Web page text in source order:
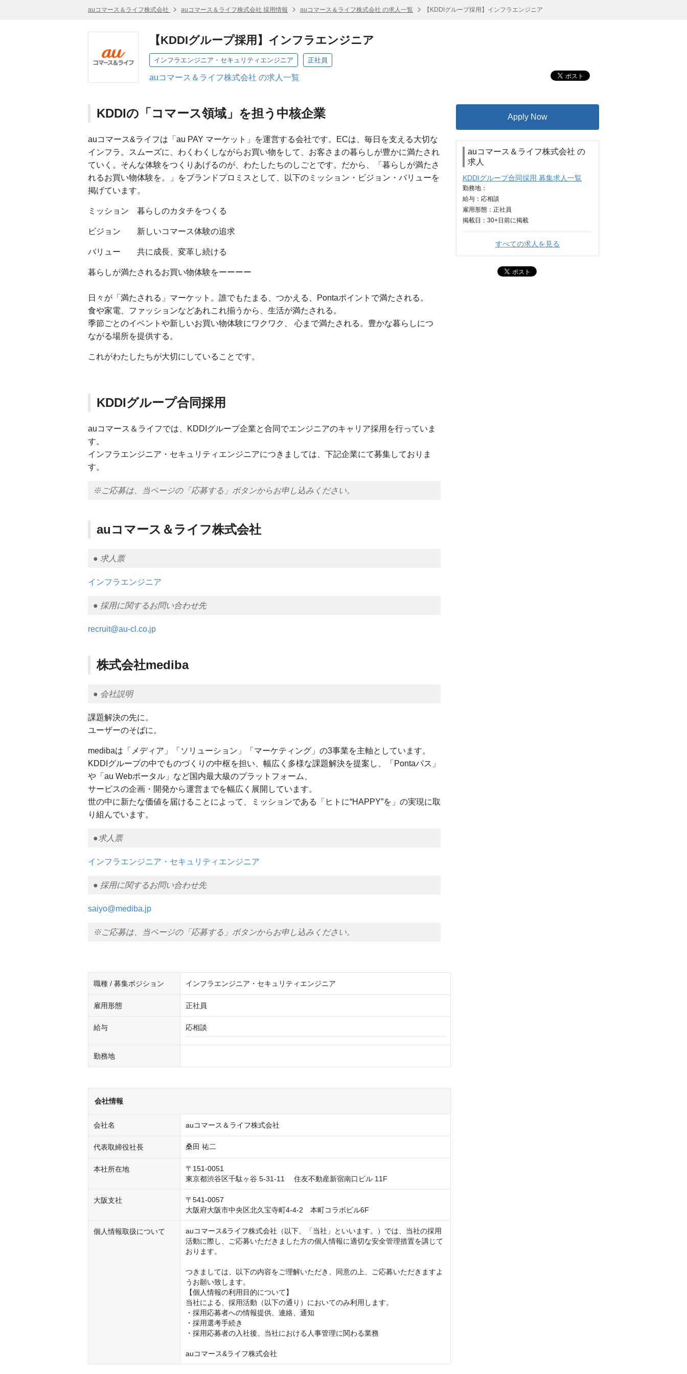
auコマース＆ライフ株式会社 auコマース＆ライフ株式会社 採用情報 auコマース＆ライフ株式会社 の求人一覧 【KDDIグループ採用】インフラエンジニア
【KDDIグループ採用】インフラエンジニア
インフラエンジニア・セキュリティエンジニア 正社員
auコマース＆ライフ株式会社 の求人一覧
KDDIの「コマース領域」を担う中核企業
auコマース&ライフは「au PAY マーケット」を運営する会社です。ECは、毎日を支える大切な
インフラ。スムーズに、わくわくしながらお買い物をして、お客さまの暮らしが豊かに満たされ
ていく。そんな体験をつくりあげるのが、わたしたちのしごとです。だから、「暮らしが満たさ
れるお買い物体験を。」をブランドプロミスとして、以下のミッション・ビジョン・バリューを
掲げています。
ミッション 暮らしのカタチをつくる
ビジョン 新しいコマース体験の追求
バリュー 共に成長、変革し続ける
暮らしが満たされるお買い物体験をーーーー
日々が「満たされる」マーケット。誰でもたまる、つかえる、Pontaポイントで満たされる。
食や家電、ファッションなどあれこれ揃うから、生活が満たされる。
季節ごとのイベントや新しいお買い物体験にワクワク、 心まで満たされる。豊かな暮らしにつ
ながる場所を提供する。
これがわたしたちが大切にしていることです。
KDDIグループ合同採用
auコマース＆ライフでは、KDDIグループ企業と合同でエンジニアのキャリア採用を行っていま
す。
インフラエンジニア・セキュリティエンジニアにつきましては、下記企業にて募集しておりま
す。
※ご応募は、当ページの「応募する」ボタンからお申し込みください。
auコマース＆ライフ株式会社
● 求人票
インフラエンジニア
● 採用に関するお問い合わせ先
recruit@au-cl.co.jp
株式会社mediba
● 会社説明
課題解決の先に。
ユーザーのそばに。
medibaは「メディア」「ソリューション」「マーケティング」の3事業を主軸としています。
KDDIグループの中でものづくりの中枢を担い、幅広く多様な課題解決を提案し、「Pontaパス」
や「au Webポータル」など国内最大級のプラットフォーム、
サービスの企画・開発から運営までを幅広く展開しています。
世の中に新たな価値を届けることによって、ミッションである「ヒトに“HAPPY”を」の実現に取
り組んでいます。
●求人票
インフラエンジニア・セキュリティエンジニア
● 採用に関するお問い合わせ先
saiyo@mediba.jp
※ご応募は、当ページの「応募する」ボタンからお申し込みください。
職種 / 募集ポジション インフラエンジニア・セキュリティエンジニア
雇用形態 正社員
給与 応相談
勤務地
会社情報
会社名 auコマース＆ライフ株式会社
代表取締役社長 桑田 祐二
本社所在地
〒151-0051
東京都渋谷区千駄ヶ谷 5-31-11　 住友不動産新宿南口ビル 11F
大阪支社
〒541-0057
大阪府大阪市中央区北久宝寺町4-4-2　本町コラボビル6F
個人情報取扱について
auコマース&ライフ株式会社（以下、「当社」といいます。）では、当社の採用
活動に際し、ご応募いただきました方の個人情報に適切な安全管理措置を講じて
おります。
つきましては、以下の内容をご理解いただき、同意の上、ご応募いただきますよ
うお願い致します。
【個人情報の利用目的について】
当社による、採用活動（以下の通り）においてのみ利用します。
・採用応募者への情報提供、連絡、通知
・採用選考手続き
・採用応募者の入社後、当社における人事管理に関わる業務
auコマース&ライフ株式会社
Apply Now
auコマース＆ライフ株式会社 の
求人
KDDIグループ合同採用 募集求人一覧
勤務地：
給与： 応相談
雇用形態：正社員
掲載日： 30+日 前に掲載
すべての求人を見る